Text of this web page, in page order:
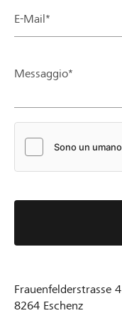
E-Mail*
Messaggio*
Frauenfelderstrasse 4
8264 Eschenz